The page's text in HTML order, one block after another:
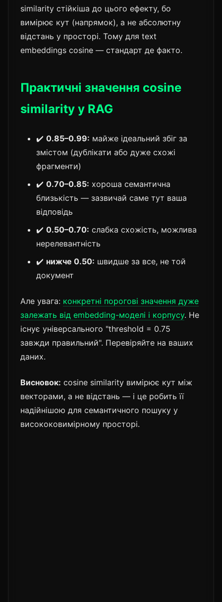
similarity стійкіша до цього ефекту, бо
вимірює кут (напрямок), а не абсолютну
відстань у просторі. Тому для text
embeddings cosine — стандарт де факто.
Практичні значення cosine
similarity у RAG
✔️ 0.85–0.99: майже ідеальний збіг за
змістом (дублікати або дуже схожі
фрагменти)
✔️ 0.70–0.85: хороша семантична
близькість — зазвичай саме тут ваша
відповідь
✔️ 0.50–0.70: слабка схожість, можлива
нерелевантність
✔️ нижче 0.50: швидше за все, не той
документ
Але увага: конкретні порогові значення дуже
залежать від embedding-моделі і корпусу. Не
існує універсального "threshold = 0.75
завжди правильний". Перевіряйте на ваших
даних.
Висновок: cosine similarity вимірює кут між
векторами, а не відстань — і це робить її
надійнішою для семантичного пошуку у
висококовимірному просторі.